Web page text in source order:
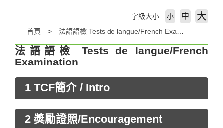
首頁
字級大小 小 中 大
法語語檢 Tests de langue/French
Examination
1 TCF簡介 / Intro
2 獎勵證照/Encouragement